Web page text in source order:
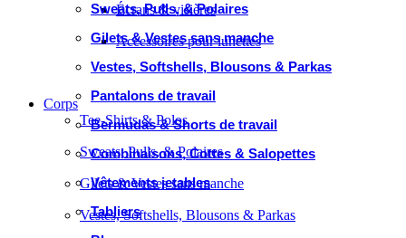
Sweats, Pulls, & Polaires
Gilets & Vestes sans manche
Vestes, Softshells, Blousons & Parkas
Pantalons de travail
Bermudas & Shorts de travail
Combinaisons, Cottes & Salopettes
Vêtements jetables
Tabliers
Écrans & visières
Accessoires pour lunettes
Corps
Tee-Shirts & Polos
Sweats, Pulls, & Polaires
Gilets & Vestes sans manche
Vestes, Softshells, Blousons & Parkas